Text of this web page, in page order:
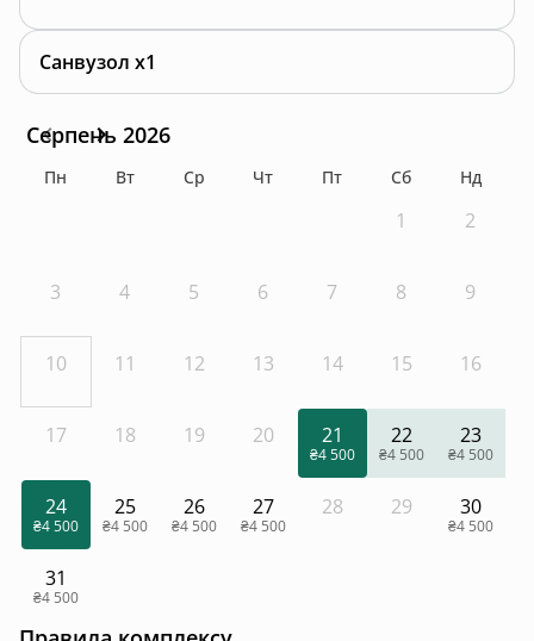
Санвузол x1
Серпень 2026
Пн Вт Ср Чт Пт Сб Нд
1 2
3 4 5 6 7 8 9
10 11 12 13 14 15 16
17 18 19 20 21
₴4 500
22
₴4 500
23
₴4 500
24
₴4 500
25
₴4 500
26
₴4 500
27
₴4 500
28 29 30
₴4 500
31
₴4 500